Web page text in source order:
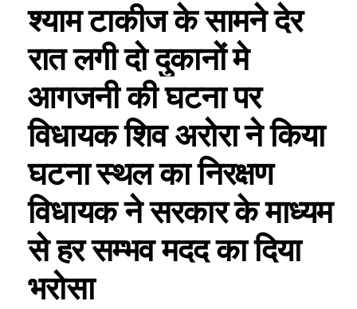
श्याम टाकीज के सामने देर
रात लगी दो दुकानों मे
आगजनी की घटना पर
विधायक शिव अरोरा ने किया
घटना स्थल का निरक्षण
विधायक ने सरकार के माध्यम
से हर सम्भव मदद का दिया
भरोसा